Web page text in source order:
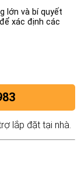
lớn và bí quyết
xác định các
lắp đặt tại nhà.